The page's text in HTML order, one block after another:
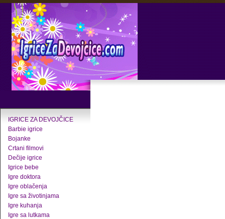
IGRICE ZA DEVOJČICE
Barbie igrice
Bojanke
Crtani filmovi
Dečije igrice
Igrice bebe
Igre doktora
Igre oblačenja
Igre sa životinjama
Igre kuhanja
Igre sa lutkama